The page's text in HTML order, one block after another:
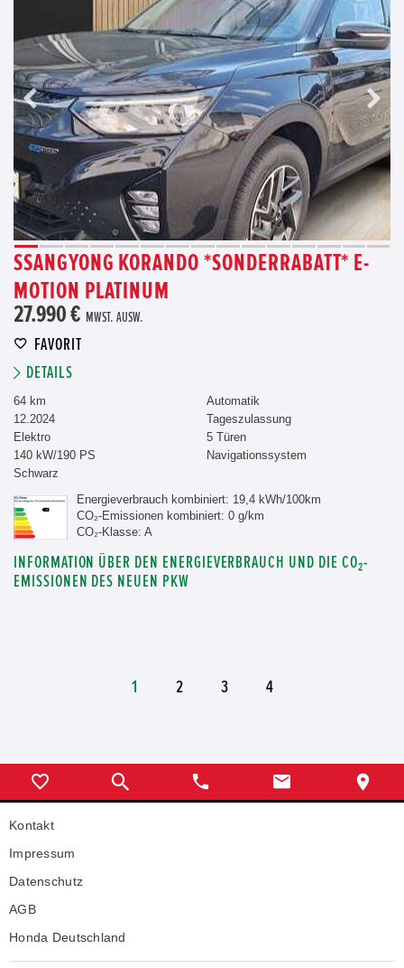
SSANGYONG KORANDO *SONDERRABATT* E-
MOTION PLATINUM
27.990 € MWST. AUSW.
FAVORIT
DETAILS
64 km
12.2024
Elektro
140 kW/190 PS
Schwarz
Automatik
Tageszulassung
5 Türen
Navigationssystem
Energieverbrauch kombiniert: 19,4 kWh/100km
CO₂-Emissionen kombiniert: 0 g/km
CO₂-Klasse: A
INFORMATION ÜBER DEN ENERGIEVERBRAUCH UND DIE CO₂-
EMISSIONEN DES NEUEN PKW
1 2 3 4
Kontakt
Impressum
Datenschutz
AGB
Honda Deutschland